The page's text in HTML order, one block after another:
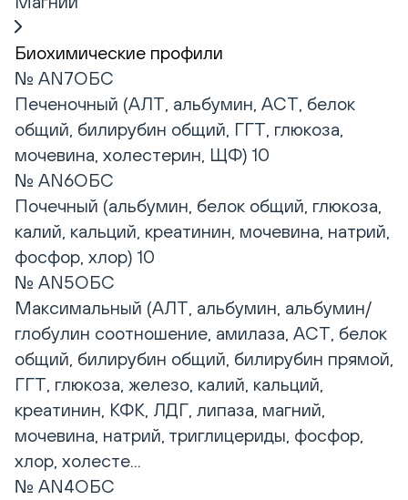
Биохимические профили
№ AN7ОБС
Печеночный (АЛТ, альбумин, АСТ, белок
общий, билирубин общий, ГГТ, глюкоза,
мочевина, холестерин, ЩФ) 10
№ AN6ОБС
Почечный (альбумин, белок общий, глюкоза,
калий, кальций, креатинин, мочевина, натрий,
фосфор, хлор) 10
№ AN5ОБС
Максимальный (АЛТ, альбумин, альбумин/
глобулин соотношение, амилаза, АСТ, белок
общий, билирубин общий, билирубин прямой,
ГГТ, глюкоза, железо, калий, кальций,
креатинин, КФК, ЛДГ, липаза, магний,
мочевина, натрий, триглицериды, фосфор,
хлор, холесте...
№ AN4ОБС